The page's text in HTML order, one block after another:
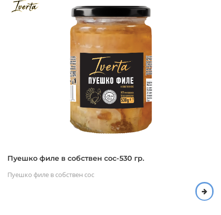
Пуешко филе в собствен сос-530 гр.
Пуешко филе в собствен сос